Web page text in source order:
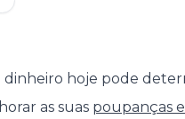
dinheiro hoje pode
as suas poupanças